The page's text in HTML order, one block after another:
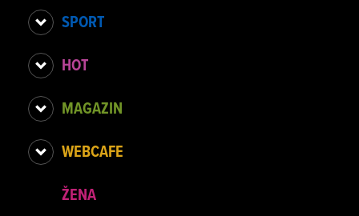
SPORT
HOT
MAGAZIN
WEBCAFE
ŽENA